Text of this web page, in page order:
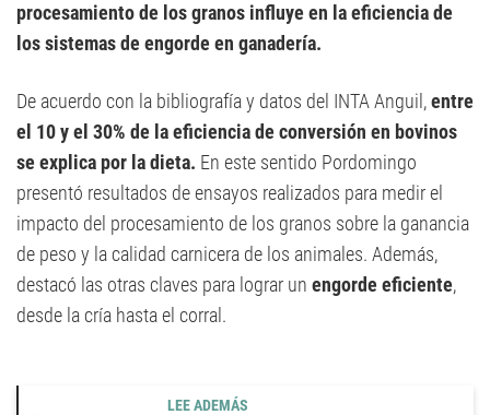
procesamiento de los granos influye en la eficiencia de
los sistemas de engorde en ganadería.
De acuerdo con la bibliografía y datos del INTA Anguil,entre
el 10 y el 30% de la eficiencia de conversión en bovinos
se explica por la dieta. En este sentido Pordomingo
presentó resultados de ensayos realizados para medir el
impacto del procesamiento de los granos sobre la ganancia
de peso y la calidad carnicera de los animales. Además,
destacó las otras claves para lograr un engorde eficiente,
desde la cría hasta el corral.
LEE ADEMÁS